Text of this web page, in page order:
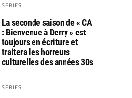
SERIES
La seconde saison de « CA
: Bienvenue à Derry » est
toujours en écriture et
traitera les horreurs
culturelles des années 30s
SERIES